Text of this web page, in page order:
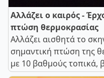
Αλλάζει ο καιρός -
πτώση θερμοκρασίας
Αλλάζει αισθητά το
σημαντική πτώση της
με 10 βαθμούς τοπικά,